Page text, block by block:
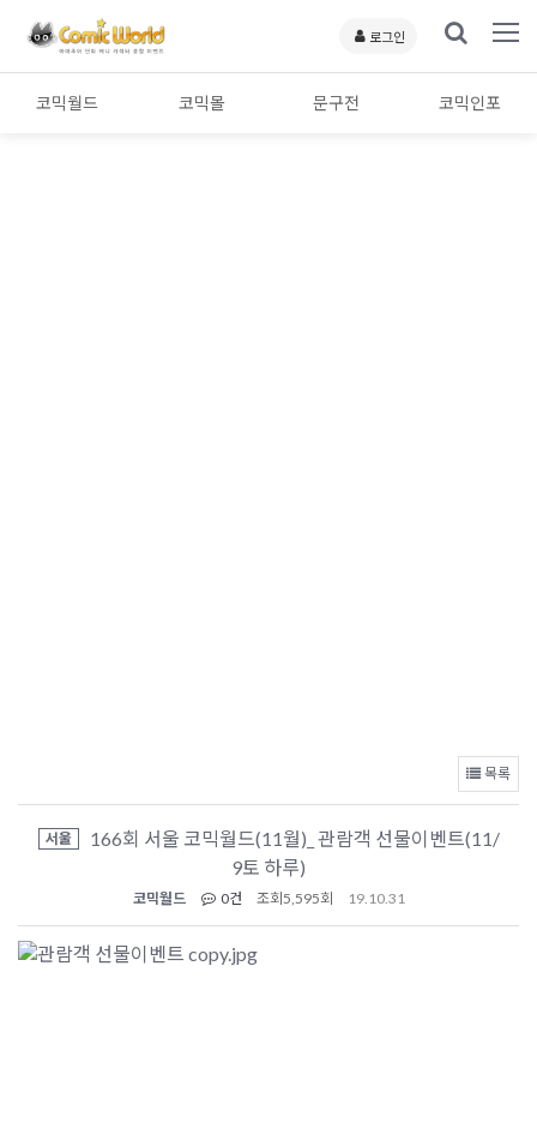
로그인
코믹월드 코믹몰 문구전 코믹인포
목록
서울
166회 서울 코믹월드(11월)_ 관람객 선물이벤트(11/
9토 하루)
코믹월드 0건 조회 5,595회 19.10.31